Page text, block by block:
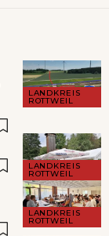
LANDKREIS
ROTTWEIL
LANDKREIS
ROTTWEIL
LANDKREIS
ROTTWEIL